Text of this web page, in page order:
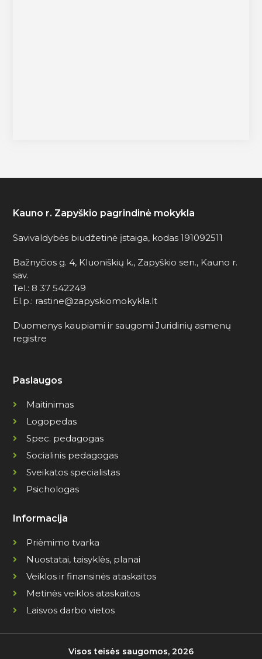
Kauno r. Zapyškio pagrindinė mokykla
Savivaldybės biudžetinė įstaiga, kodas 191092511
Bažnyčios g. 4, Kluoniškių k., Zapyškio sen., Kauno r.
sav.
Tel.: 8 37 542249
El.p.: rastine@zapyskiomokykla.lt
Duomenys kaupiami ir saugomi Juridinių asmenų
registre
Paslaugos
Maitinimas
Logopedas
Spec. pedagogas
Socialinis pedagogas
Sveikatos specialistas
Psichologas
Informacija
Priėmimo tvarka
Nuostatai, taisyklės, planai
Veiklos ir finansinės ataskaitos
Metinės veiklos ataskaitos
Laisvos darbo vietos
Visos teisės saugomos, 2026